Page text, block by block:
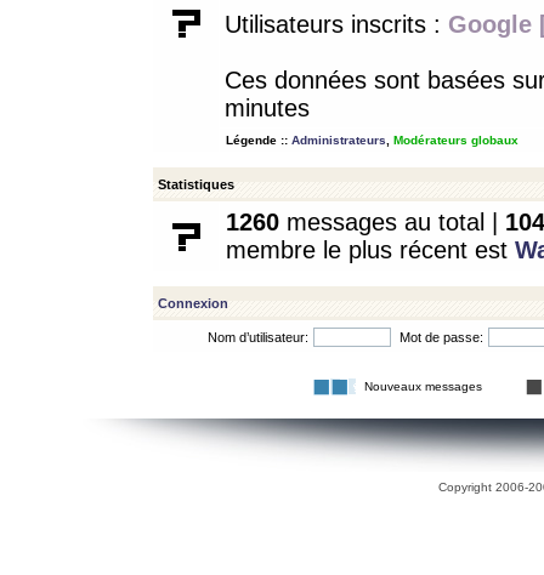
Utilisateurs inscrits : Google
Ces données sont basées
minutes
Légende :: Administrateurs Modérateurs globaux
Statistiques
1260 messages au total | 104
membre le plus récent est
Connexion
Nom d’utilisateur: Mot de passe:
Nouveaux messages
Copyright 2006-